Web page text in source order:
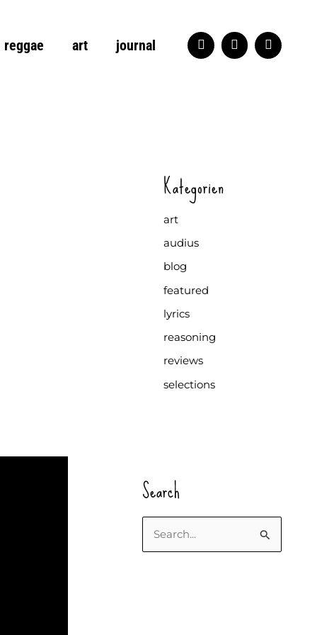
reggae art journal
Kategorien
art
audius
blog
featured
lyrics
reasoning
reviews
selections
Search
u